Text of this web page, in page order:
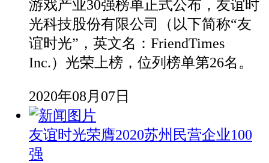
游戏产业30强榜单正式公布，友谊时
光科技股份有限公司（以下简称“友
谊时光”，英文名：FriendTimes
Inc.）光荣上榜，位列榜单第26名。
2020年08月07日
友谊时光荣膺2020苏州民营企业100
强